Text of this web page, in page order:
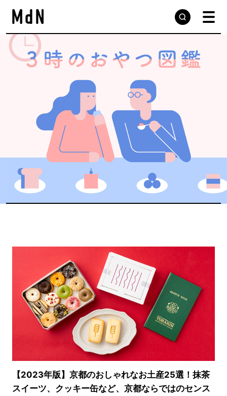
【2023年版】京都のおしゃれなお土産25選！抹茶
スイーツ、クッキー缶など、京都ならではのセンス